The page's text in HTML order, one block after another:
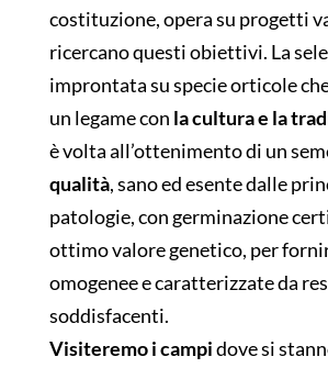
costituzione, opera su progetti
ricercano questi obiettivi. La
improntata su specie orticole
un legame con la cultura e la
è volta all’ottenimento di un
qualità, sano ed esente dalle
patologie, con germinazione
ottimo valore genetico, per
omogenee e caratterizzate da
soddisfacenti.
Visiteremo i campidove si